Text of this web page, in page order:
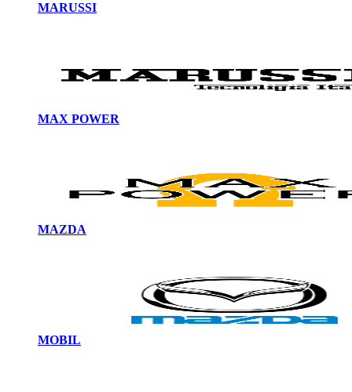
MARUSSI
MAX POWER
MAZDA
MOBIL